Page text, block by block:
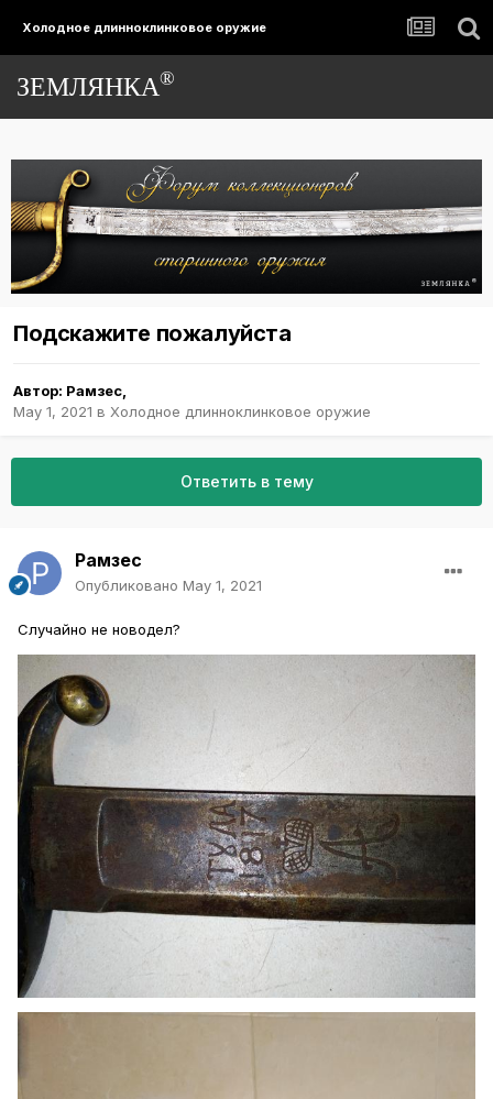
Холодное длинноклинковое оружие
ЗЕМЛЯНКА®
Подскажите пожалуйста
Автор: Рамзес
May 1, 2021 в Холодное длинноклинковое оружие
Ответить в тему
Рамзес
Опубликовано May 1, 2021
Случайно не новодел?